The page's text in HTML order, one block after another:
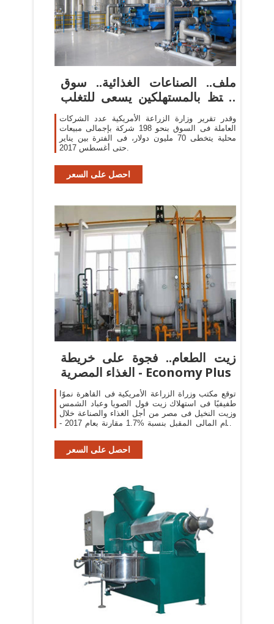
ملف.. الصناعات الغذائية.. سوق
مكتظ بالمستهلكين يسعى للتغلب
...
وقدر تقرير وزارة الزراعة الأمريكية عدد الشركات
العاملة فى السوق بنحو 198 شركة بإجمالى مبيعات
محلية يتخطى 70 مليون دولار، فى الفترة بين يناير
حتى أغسطس 2017.
احصل على السعر
زيت الطعام.. فجوة على خريطة
الغذاء المصرية - Economy Plus
توقع مكتب وزراة الزراعة الأمريكية فى القاهرة نموًا
طفيفيًا فى استهلاك زيت فول الصويا وعباد الشمس
وزيت النخيل فى مصر من أجل الغذاء والصناعة خلال
العام المالى المقبل بنسبة %1.7 مقارنة بعام 2017 -
احصل على السعر